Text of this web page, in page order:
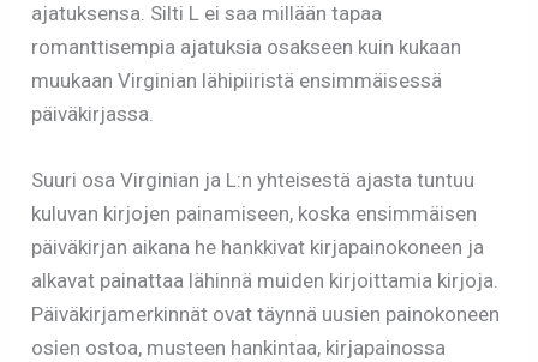
ajatuksensa. Silti L ei saa millään tapaa
romanttisempia ajatuksia osakseen kuin kukaan
muukaan Virginian lähipiiristä ensimmäisessä
päiväkirjassa.
Suuri osa Virginian ja L:n yhteisestä ajasta tuntuu
kuluvan kirjojen painamiseen, koska ensimmäisen
päiväkirjan aikana he hankkivat kirjapainokoneen ja
alkavat painattaa lähinnä muiden kirjoittamia kirjoja.
Päiväkirjamerkinnät ovat täynnä uusien painokoneen
osien ostoa, musteen hankintaa, kirjapainossa